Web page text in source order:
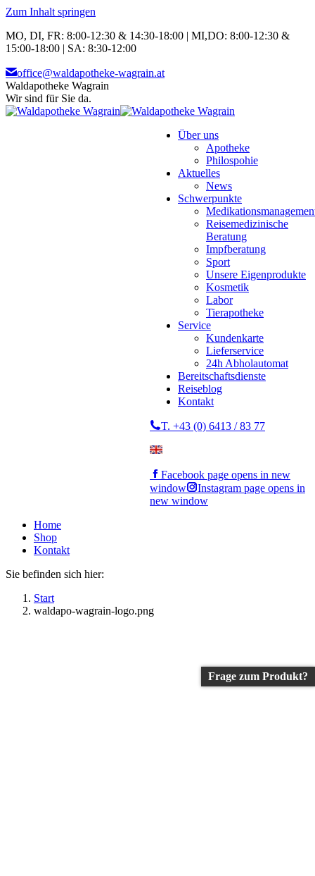
Zum Inhalt springen
MO, DI, FR: 8:00-12:30 & 14:30-18:00 | MI,DO: 8:00-12:30 &
15:00-18:00 | SA: 8:30-12:00
office@waldapotheke-wagrain.at
Waldapotheke Wagrain
Wir sind für Sie da.
Über uns
Apotheke
Philospohie
Aktuelles
News
Schwerpunkte
Reisemedizinische
Beratung
Impfberatung
Sport
Unsere Eigenprodukte
Kosmetik
Labor
Tierapotheke
Service
Kundenkarte
Lieferservice
24h Abholautomat
Bereitschaftsdienste
Reiseblog
Kontakt
T. +43 (0) 6413 / 83 77
Facebook page opens in new
window
Instagram page opens in
new window
Home
Shop
Kontakt
Sie befinden sich hier:
Start
waldapo-wagrain-logo.png
Frage zum Produkt?